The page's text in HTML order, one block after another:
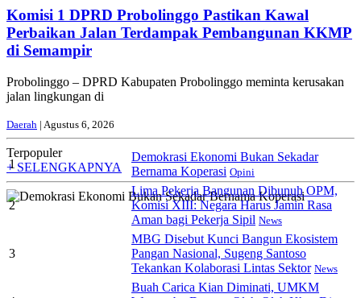
Komisi 1 DPRD Probolinggo Pastikan Kawal
Perbaikan Jalan Terdampak Pembangunan KKMP
di Semampir
Probolinggo – DPRD Kabupaten Probolinggo meminta kerusakan
jalan lingkungan di
Daerah | Agustus 6, 2026
Terpopuler
+ SELENGKAPNYA
1
Demokrasi Ekonomi Bukan Sekadar
Bernama Koperasi Opini
2
Lima Pekerja Bangunan Dibunuh OPM,
Komisi XIII: Negara Harus Jamin Rasa
Aman bagi Pekerja Sipil News
3
MBG Disebut Kunci Bangun Ekosistem
Pangan Nasional, Sugeng Santoso
Tekankan Kolaborasi Lintas Sektor News
Buah Carica Kian Diminati, UMKM